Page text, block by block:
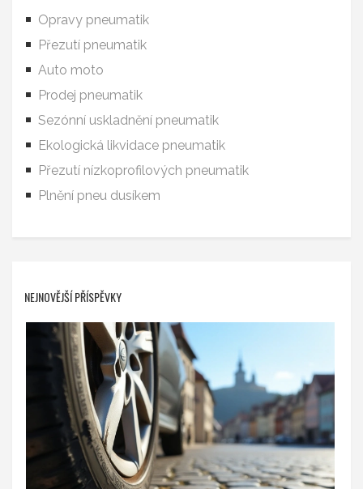
Opravy pneumatik
Přezutí pneumatik
Auto moto
Prodej pneumatik
Sezónní uskladnění pneumatik
Ekologická likvidace pneumatik
Přezutí nízkoprofilových pneumatik
Plnění pneu dusíkem
NEJNOVĚJŠÍ PŘÍSPĚVKY